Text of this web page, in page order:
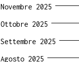
Novembre 2025
Ottobre 2025
Settembre 2025
Agosto 2025